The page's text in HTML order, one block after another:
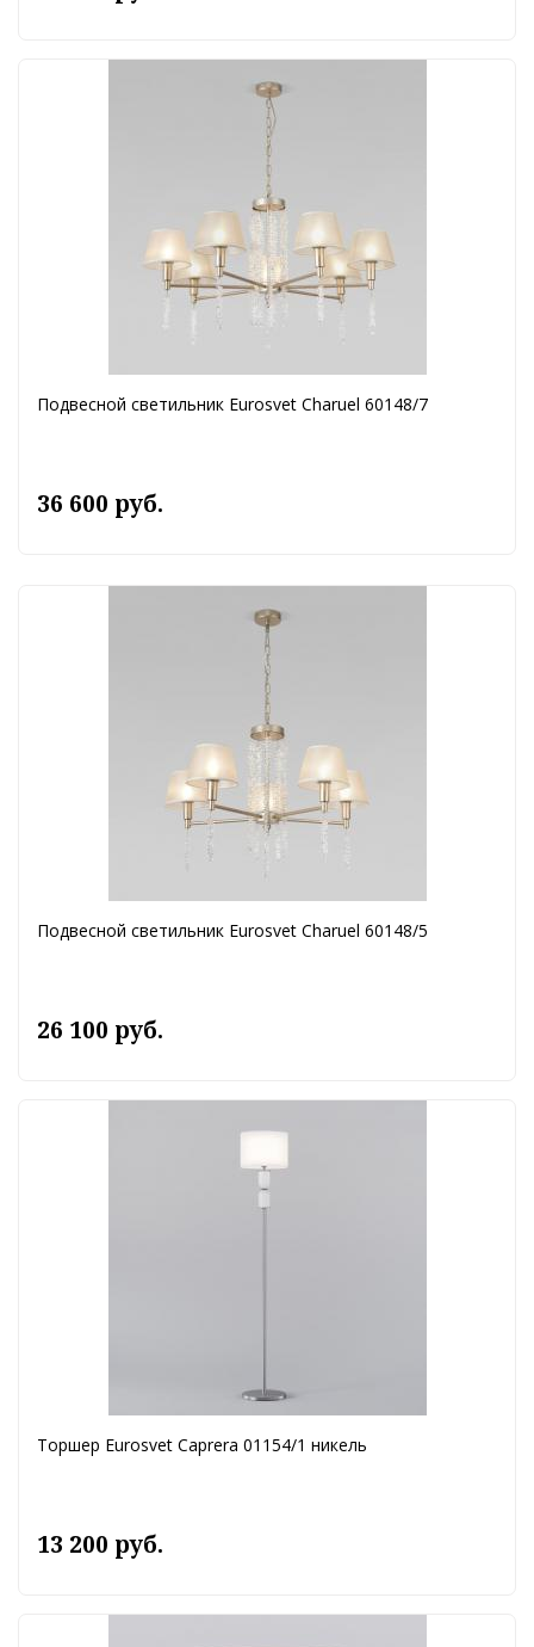
Подвесной светильник Eurosvet Charuel 60148/7
36 600 руб.
Подвесной светильник Eurosvet Charuel 60148/5
26 100 руб.
Торшер Eurosvet Caprera 01154/1 никель
13 200 руб.